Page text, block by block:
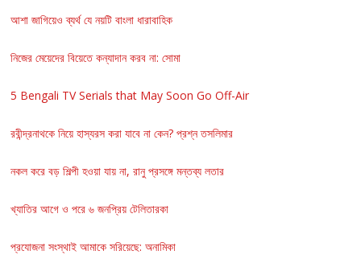
আশা জাগিয়েও ব্যর্থ যে নয়টি বাংলা ধারাবাহিক
নিজের মেয়েদের বিয়েতে কন্যাদান করব না: সোমা
5 Bengali TV Serials that May Soon Go Off-Air
রবীন্দ্রনাথকে নিয়ে হাস্যরস করা যাবে না কেন? প্রশ্ন তসলিমার
নকল করে বড় শিল্পী হওয়া যায় না, রানু প্রসঙ্গে মন্তব্য লতার
খ্যাতির আগে ও পরে ৬ জনপ্রিয় টেলিতারকা
প্রযোজনা সংস্থাই আমাকে সরিয়েছে: অনামিকা